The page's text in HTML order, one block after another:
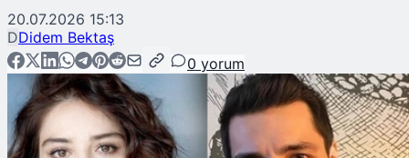
20.07.2026 15:13
DDidem Bektaş
0 yorum